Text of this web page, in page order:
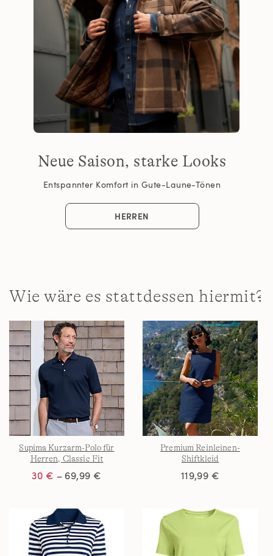
Neue Saison, starke Looks
Entspannter Komfort in Gute-Laune-Tönen
HERREN
Wie wäre es stattdessen hiermit?
Supima Kurzarm-Polo für
Herren, Classic Fit
30 € – 69,99 €
Premium Reinleinen-
Shiftkleid
119,99 €